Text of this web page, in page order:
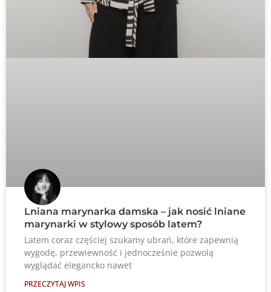
Lniana marynarka damska – jak nosić lniane
marynarki w stylowy sposób latem?
Latem coraz częściej szukamy ubrań, które zapewnią
wygodę, przewiewność i jednocześnie pozwolą
wyglądać elegancko nawet
PRZECZYTAJ WPIS